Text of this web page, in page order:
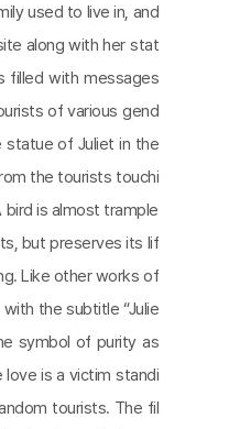
used to live in, and
along with her stat
filled with messages
of various gend
statue of Juliet in the
the tourists touchi
bird is almost trample
but preserves its lif
Like other works of
the subtitle “Julie
symbol of purity as
is a victim standi
tourists. The fil